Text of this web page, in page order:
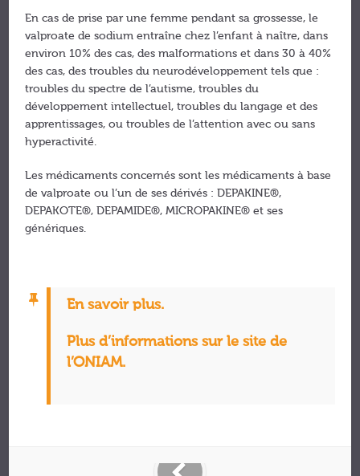
En cas de prise par une femme pendant sa grossesse, le
valproate de sodium entraîne chez l’enfant à naître, dans
environ 10% des cas, des malformations et dans 30 à 40%
des cas, des troubles du neurodéveloppement tels que :
troubles du spectre de l’autisme, troubles du
développement intellectuel, troubles du langage et des
apprentissages, ou troubles de l’attention avec ou sans
hyperactivité.
Les médicaments concernés sont les médicaments à base
de valproate ou l’un de ses dérivés : DEPAKINE®,
DEPAKOTE®, DEPAMIDE®, MICROPAKINE® et ses
génériques.
En savoir plus.
Plus d’informations sur le site de
l’ONIAM.